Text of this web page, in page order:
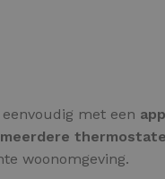
met een
meerdere
woonomgeving.